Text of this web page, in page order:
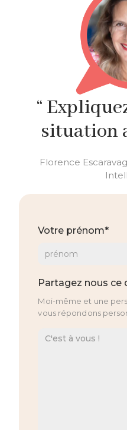
“
situation
Florence
Votre prénom*
Partagez nous ce
Moi-même et une
vous répondons